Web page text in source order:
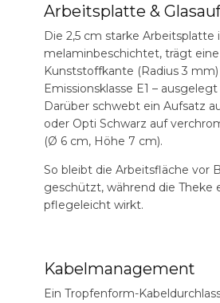
Arbeitsplatte &
Die 2,5 cm starke Arbeitsplatte
melaminbeschichtet, trägt
Kunststoffkante (Radius 3
Emissionsklasse E1 –
Darüber schwebt ein Aufsatz
oder Opti Schwarz auf
(Ø 6 cm, Höhe 7 cm).
So bleibt die Arbeitsfläche vor
geschützt, während die Theke
pflegeleicht wirkt.
Kabelmanagement
Ein Tropfenform-